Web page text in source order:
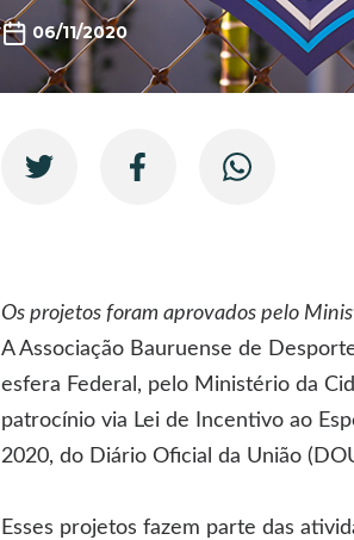
06/11/2020
Os projetos foram aprovados pelo
A Associação Bauruense de
esfera Federal, pelo Ministério da
patrocínio via Lei de Incentivo ao
2020, do Diário Oficial da União
Esses projetos fazem parte das